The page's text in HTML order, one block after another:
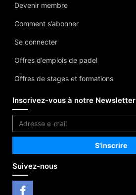
Devenir membre
Comment s’abonner
Se connecter
Offres d’emplois de padel
Offres de stages et formations
Inscrivez-vous à notre Newsletter
Suivez-nous